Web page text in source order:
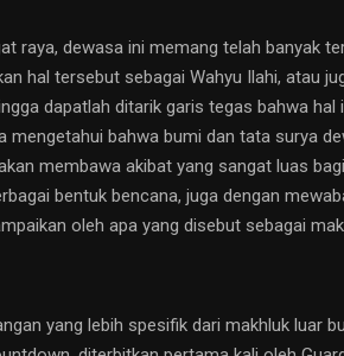
raya, dewasa ini memang telah banyak
hal tersebut sebagai Wahyu Ilahi, atau
dapatlah ditarik garis tegas bahwa
bahwa bumi dan tata surya
membawa akibat yang sangat luas
bentuk bencana, juga dengan
oleh apa yang disebut sebagai
yang lebih spesifik dari makhluk luar